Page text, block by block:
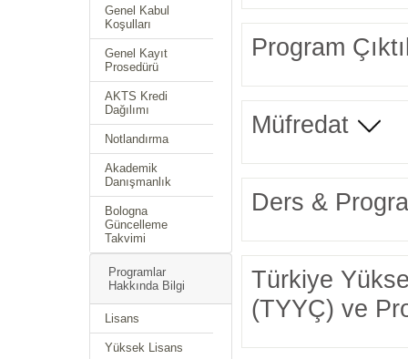
Genel Kabul
Koşulları
Genel Kayıt
Prosedürü
AKTS Kredi
Dağılımı
Notlandırma
Akademik
Danışmanlık
Bologna
Güncelleme
Takvimi
Programlar
Hakkında Bilgi
Lisans
Yüksek Lisans
Program
Müfredat
Ders &
Türkiye
(TYYÇ) ve